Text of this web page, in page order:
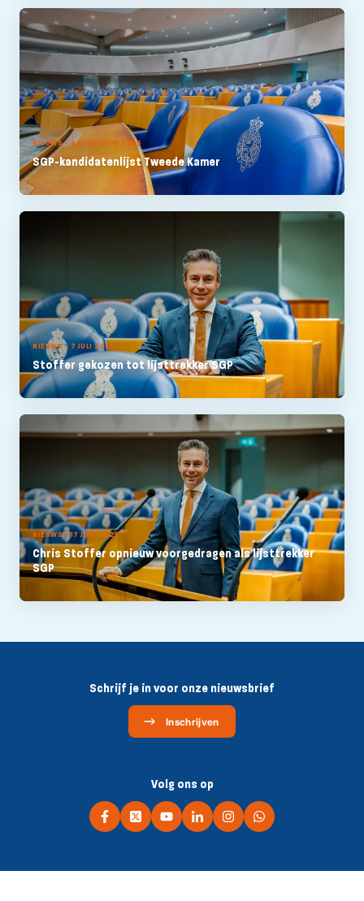
NIEUWS - 6 AUGUSTUS 2025
SGP-kandidatenlijst Tweede Kamer
NIEUWS - 7 JULI 2025
Stoffer gekozen tot lijsttrekker SGP
NIEUWS - 17 JUNI 2025
Chris Stoffer opnieuw voorgedragen als lijsttrekker
SGP
Schrijf je in voor onze nieuwsbrief
Inschrijven
Volg ons op